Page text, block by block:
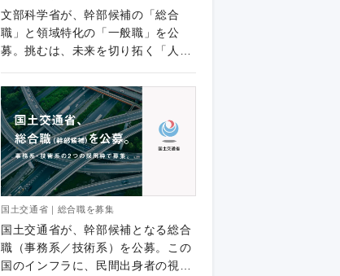
文部科学省が、幹部候補の「総合
職」と領域特化の「一般職」を公
募。挑むは、未来を切り拓く「人と
国土交通省｜総合職を募集
国土交通省が、幹部候補となる総合
職（事務系／技術系）を公募。この
国のインフラに、民間出身者の視点